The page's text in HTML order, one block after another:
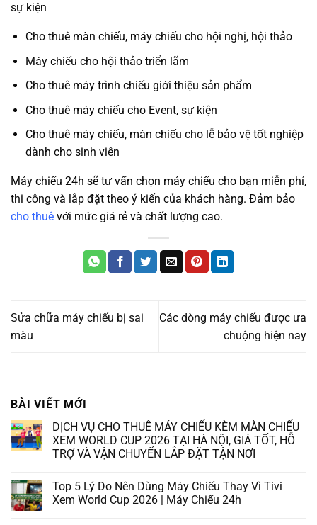
sự kiện
Cho thuê màn chiếu, máy chiếu cho hội nghị, hội thảo
Máy chiếu cho hội thảo triển lãm
Cho thuê máy trình chiếu giới thiệu sản phẩm
Cho thuê máy chiếu cho Event, sự kiện
Cho thuê máy chiếu, màn chiếu cho lễ bảo vệ tốt nghiệp
dành cho sinh viên
Máy chiếu 24h sẽ tư vấn chọn máy chiếu cho bạn miễn phí,
thi công và lắp đặt theo ý kiến của khách hàng. Đảm bảo
cho thuê với mức giá rẻ và chất lượng cao.
Sửa chữa máy chiếu bị sai
màu
Các dòng máy chiếu được ưa
chuộng hiện nay
BÀI VIẾT MỚI
DỊCH VỤ CHO THUÊ MÁY CHIẾU KÈM MÀN CHIẾU
XEM WORLD CUP 2026 TẠI HÀ NỘI, GIÁ TỐT, HỖ
TRỢ VÀ VẬN CHUYỂN LẮP ĐẶT TẬN NƠI
Top 5 Lý Do Nên Dùng Máy Chiếu Thay Vì Tivi
Xem World Cup 2026 | Máy Chiếu 24h